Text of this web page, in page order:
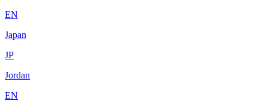
EN
Japan
JP
Jordan
EN